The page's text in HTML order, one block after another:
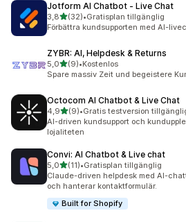
Jotform AI Chatbot ‑ Live Chat
3,8av 5 stjärnor
(32)
32 recensioner totalt
•Gratisplan tillgänglig
Förbättra kundsupporten med AI-
ZYBR: AI, Helpdesk & Returns
5,0av 5 stjärnor
(9)
9 recensioner totalt
•Kostenlos
Spare massiv Zeit und begeistere
Octocom AI Chatbot & Live Chat
4,9av 5 stjärnor
(9)
9 recensioner totalt
•Gratis testversion
AI-driven kundsupport och
lojaliteten
Convi: AI Chatbot & Live chat
5,0av 5 stjärnor
(11)
11 recensioner totalt
•Gratisplan tillgänglig
Claude-driven helpdesk med AI-
och hanterar kontaktformulär.
Built for Shopify